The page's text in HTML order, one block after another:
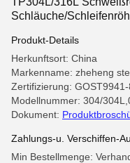
Schläuche/
Produkt-Details
Herkunftsort: China
Markenname: zheheng
Zertifizierung:
Modellnummer: 304/
Dokument:
Zahlungs-u. Verschiffen-
Min Bestellmenge: